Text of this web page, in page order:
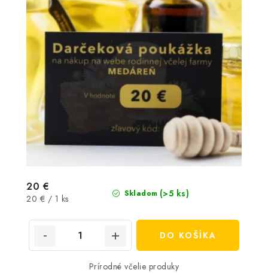
Skladom (>5 ks)
20 €
Jednotková
20 € / 1 ks
DO KOŠÍKA
Prírodné včelie produky